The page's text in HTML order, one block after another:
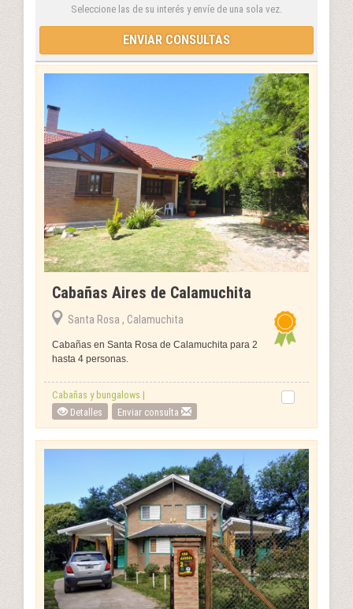
Seleccione las de su interés y envíe de una sola vez.
ENVIAR CONSULTAS
Cabañas Aires de Calamuchita
Santa Rosa , Calamuchita
Cabañas en Santa Rosa de Calamuchita para 2
hasta 4 personas.
Cabañas y bungalows |
Detalles
Enviar consulta